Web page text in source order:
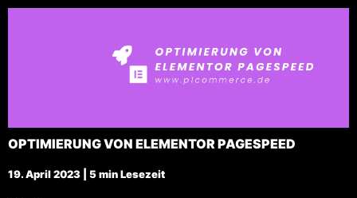
OPTIMIERUNG VON ELEMENTOR PAGESPEED
19. April 2023 | 5 min Lesezeit